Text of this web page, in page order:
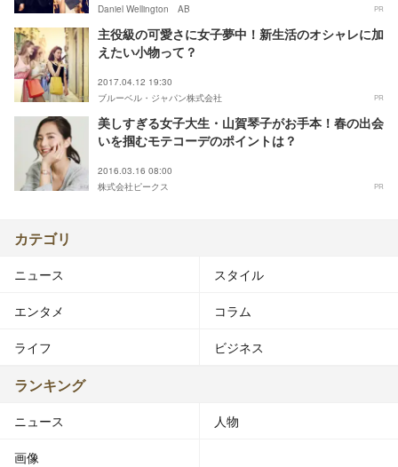
Daniel Wellington AB
PR
主役級の可愛さに女子夢中！新生活のオシャレに加
えたい小物って？
2017.04.12 19:30
ブルーベル・ジャパン株式会社
PR
美しすぎる女子大生・山賀琴子がお手本！春の出会
いを掴むモテコーデのポイントは？
2016.03.16 08:00
株式会社ピークス
PR
カテゴリ
ニュース スタイル
エンタメ コラム
ライフ ビジネス
ランキング
ニュース 人物
画像